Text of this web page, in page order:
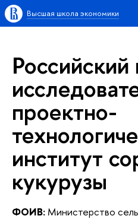
Высшая школа экономики
Российский
проектно-
институт
кукурузы
ФОИВ: Министерство